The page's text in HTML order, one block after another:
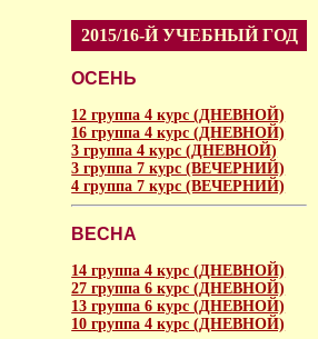
2015/16-Й УЧЕБНЫЙ ГОД
ОСЕНЬ
12 группа 4 курс (ДНЕВНОЙ)
16 группа 4 курс (ДНЕВНОЙ)
3 группа 4 курс (ДНЕВНОЙ)
3 группа 7 курс (ВЕЧЕРНИЙ)
4 группа 7 курс (ВЕЧЕРНИЙ)
ВЕСНА
14 группа 4 курс (ДНЕВНОЙ)
27 группа 6 курс (ДНЕВНОЙ)
13 группа 6 курс (ДНЕВНОЙ)
10 группа 4 курс (ДНЕВНОЙ)